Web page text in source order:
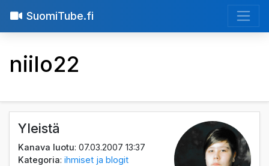
SuomiTube.fi
niilo22
Yleistä
Kanava luotu: 07.03.2007 13:37
Kategoria:ihmiset ja blogit